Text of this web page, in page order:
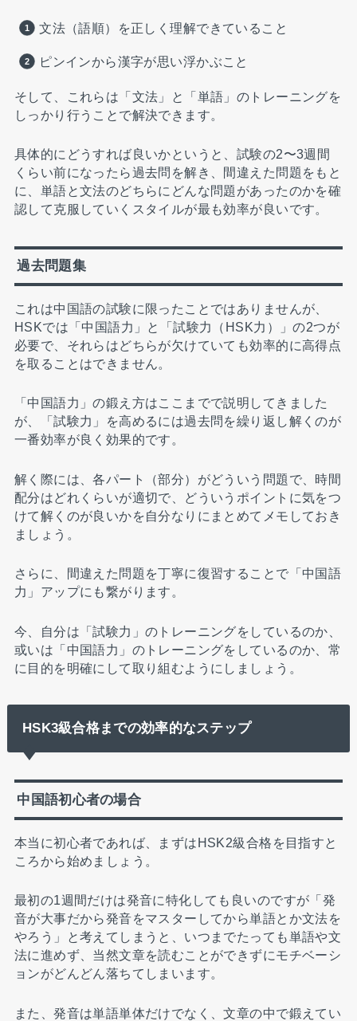
文法（語順）を正しく理解できていること
ピンインから漢字が思い浮かぶこと
そして、これらは「文法」と「単語」のトレーニングを
しっかり行うことで解決できます。
具体的にどうすれば良いかというと、試験の2〜3週間
くらい前になったら過去問を解き、間違えた問題をもと
に、単語と文法のどちらにどんな問題があったのかを確
認して克服していくスタイルが最も効率が良いです。
過去問題集
これは中国語の試験に限ったことではありませんが、
HSKでは「中国語力」と「試験力（HSK力）」の2つが
必要で、それらはどちらが欠けていても効率的に高得点
を取ることはできません。
「中国語力」の鍛え方はここまでで説明してきました
が、「試験力」を高めるには過去問を繰り返し解くのが
一番効率が良く効果的です。
解く際には、各パート（部分）がどういう問題で、時間
配分はどれくらいが適切で、どういうポイントに気をつ
けて解くのが良いかを自分なりにまとめてメモしておき
ましょう。
さらに、間違えた問題を丁寧に復習することで「中国語
力」アップにも繋がります。
今、自分は「試験力」のトレーニングをしているのか、
或いは「中国語力」のトレーニングをしているのか、常
に目的を明確にして取り組むようにしましょう。
HSK3級合格までの効率的なステップ
中国語初心者の場合
本当に初心者であれば、まずはHSK2級合格を目指すと
ころから始めましょう。
最初の1週間だけは発音に特化しても良いのですが「発
音が大事だから発音をマスターしてから単語とか文法を
やろう」と考えてしまうと、いつまでたっても単語や文
法に進めず、当然文章を読むことができずにモチベーシ
ョンがどんどん落ちてしまいます。
また、発音は単語単体だけでなく、文章の中で鍛えてい